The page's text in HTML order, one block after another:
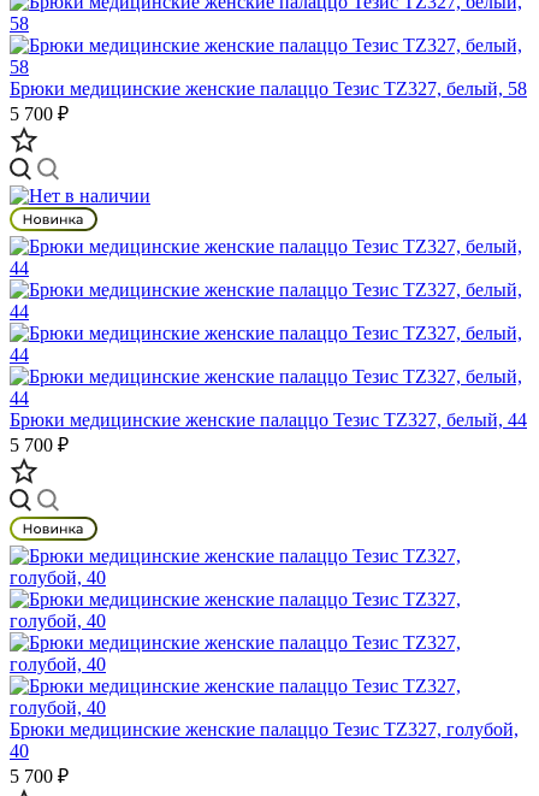
Брюки медицинские женские палаццо Тезис TZ327, белый, 58
5 700 ₽
Брюки медицинские женские палаццо Тезис TZ327, белый, 44
5 700 ₽
Брюки медицинские женские палаццо Тезис TZ327, голубой,
40
5 700 ₽